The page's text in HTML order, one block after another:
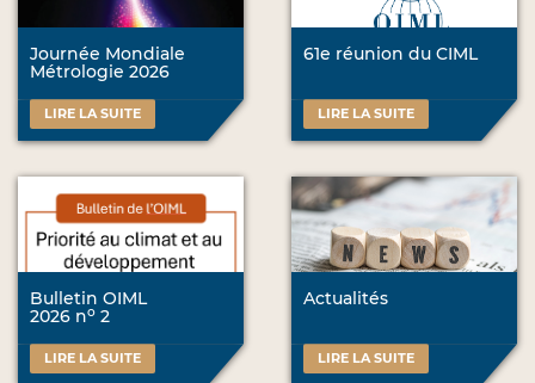
Journée Mondiale
Métrologie 2026
LIRE LA SUITE
61e réunion du CIML
LIRE LA SUITE
Bulletin OIML
2026 no 2
LIRE LA SUITE
Actualités
LIRE LA SUITE